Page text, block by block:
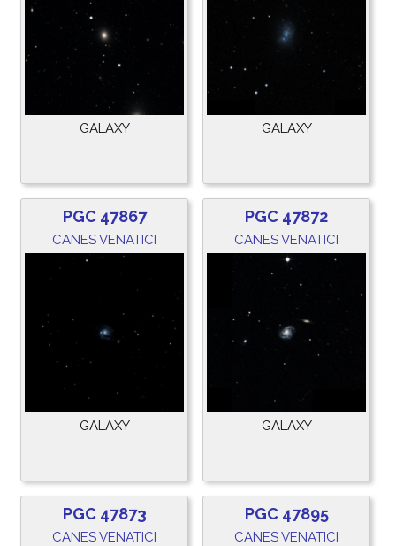
GALAXY GALAXY
PGC 47867
CANES VENATICI
GALAXY
PGC 47872
CANES VENATICI
GALAXY
PGC 47873
CANES VENATICI
PGC 47895
CANES VENATICI